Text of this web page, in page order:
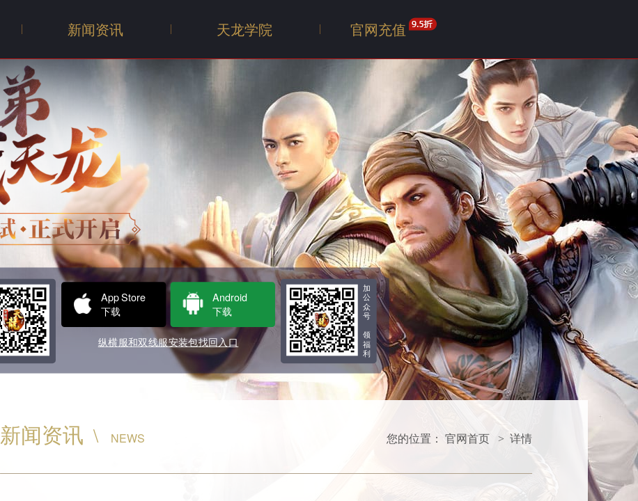
新闻资讯
新闻
活动
天龙学院 官网充值
App Store
下载
Android
下载
纵横服和双线服安装包找回入口
加
公
众
号
领
福
利
新闻资讯 \ NEWS 您的位置： 官网首页 > 详情